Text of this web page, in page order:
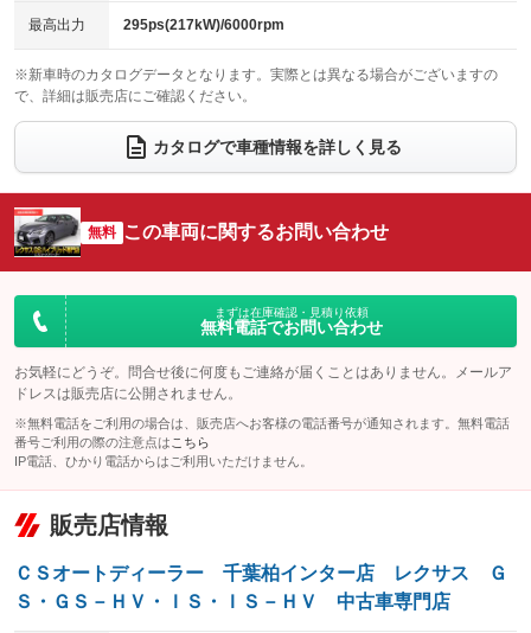
チップアップシート
：装備なし
電動格納サードシート
：装備なし シートヒーター
：装備あり
ウォークスルー
電動リアゲート フロントカメラ
：装備なし
シートエアコン
：装備あり 全周囲カメラ
：装備なし
サイドカメラ
：装備なし ルーフレール
：装備なし
エアサスペンション ヘッドライトウォッシャー
最高出力 295ps(217kW)/6000rpm
※新車時のカタログデータとなります。実際とは異なる場合がございますの
で、詳細は販売店にご確認ください。
カタログで車種情報を詳しく見る
無料 この車両に関するお問い合わせ
まずは在庫確認・見積り依頼
無料電話でお問い合わせ
お気軽にどうぞ。問合せ後に何度もご連絡が届くことはありません。メールア
ドレスは販売店に公開されません。
※無料電話をご利用の場合は、販売店へお客様の電話番号が通知されます。無料電話
番号ご利用の際の注意点は こちら
IP電話、ひかり電話からはご利用いただけません。
販売店情報
ＣＳオートディーラー 千葉柏インター店 レクサス Ｇ
Ｓ・ＧＳ－ＨＶ・ＩＳ・ＩＳ－ＨＶ 中古車専門店